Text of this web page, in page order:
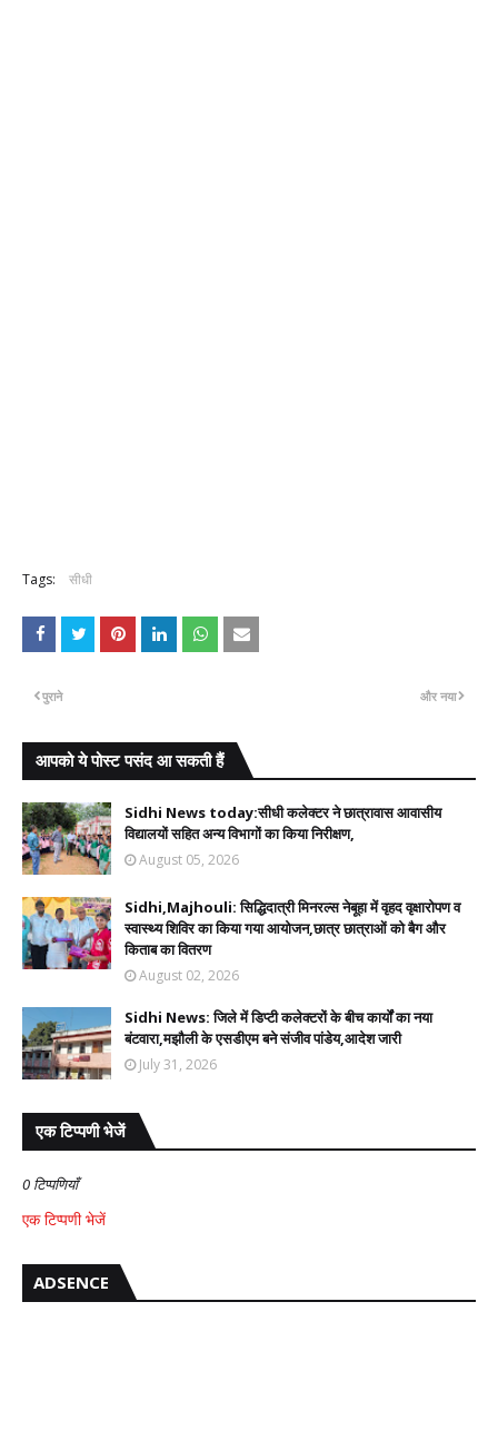
Tags: सीधी
और नया
पुराने
आपको ये पोस्ट पसंद आ सकती हैं
Sidhi News today:सीधी कलेक्टर ने छात्रावास आवासीय
विद्यालयों सहित अन्य विभागों का किया निरीक्षण,
August 05, 2026
Sidhi,Majhouli: सिद्धिदात्री मिनरल्स नेबूहा में वृहद वृक्षारोपण व
स्वास्थ्य शिविर का किया गया आयोजन,छात्र छात्राओं को बैग और
किताब का वितरण
August 02, 2026
Sidhi News: जिले में डिप्टी कलेक्टरों के बीच कार्यों का नया
बंटवारा,मझौली के एसडीएम बने संजीव पांडेय,आदेश जारी
July 31, 2026
एक टिप्पणी भेजें
0 टिप्पणियाँ
एक टिप्पणी भेजें
ADSENCE